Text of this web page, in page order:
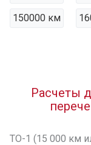
150000 км
Расчеты
ТО-1 (15 000 км